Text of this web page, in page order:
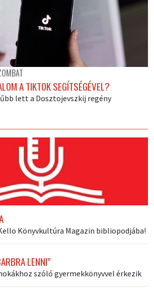
A TIKTOK SEGÍTSÉGÉVEL?
lett a Dosztojevszkij regény
Könyvkultúra Magazin bibliopodjába!
LENNI”
szóló gyermekkönyvvel érkezik